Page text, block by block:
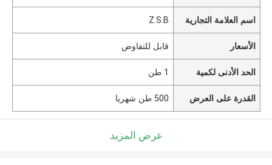
اسم العلامة التجارية Z.S.B
الأسعار قابل للتفاوض
الحد الأدنى لكمية 1 طن
القدرة على العرض 500 طن شهريا
عرض المزيد